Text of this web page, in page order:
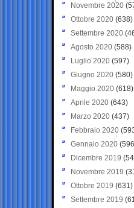
Novembre 2020
Ottobre 2020 (638)
Settembre 2020
Agosto 2020 (588)
Luglio 2020 (597)
Giugno 2020 (580)
Maggio 2020 (618)
Aprile 2020 (643)
Marzo 2020 (437)
Febbraio 2020
Gennaio 2020
Dicembre 2019
Novembre 2019
Ottobre 2019 (631)
Settembre 2019